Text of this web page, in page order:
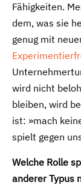
Fähigkeiten.
dem, was sie
genug mit
wird nicht
bleiben, wird
ist: »mach
spielt gegen
Welche Rolle
anderer Typus